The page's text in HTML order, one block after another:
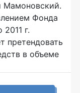
Мамоновский.
Фонда
г.
претендовать
в объеме